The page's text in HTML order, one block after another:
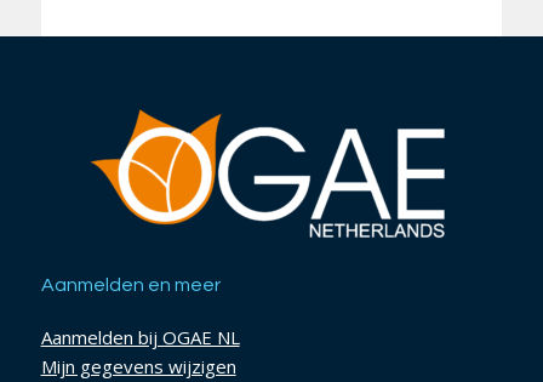
Aanmelden en meer
Aanmelden bij OGAE NL
Mijn gegevens wijzigen